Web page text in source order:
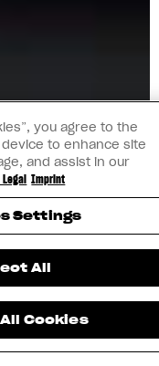
you agree to the
to enhance site
and assist in our
Imprint
Settings
All
Cookies